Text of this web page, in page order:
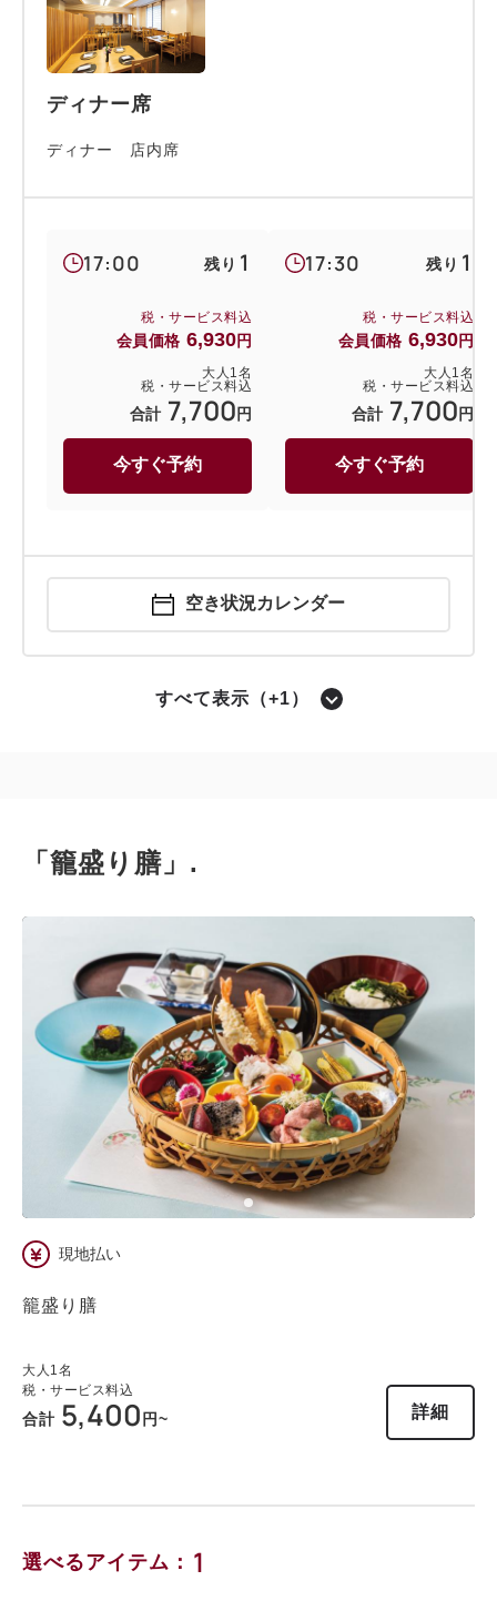
ディナー席
ディナー 店内席
17:00
税・サービス料込
会員価格 6,930円
大人 1名
税・サービス料込
合計 7,700 円
残り 1
今すぐ予約
17:30
税・サービス料込
会員価格 6,930円
大人 1名
税・サービス料込
合計 7,700 円
残り 1
今すぐ予約
空き状況カレンダー
空き状況カレンダー
空きなし
すべて表示（+1）
「籠盛り膳」.
現地払い
籠盛り膳
大人 1名
税・サービス料込
合計 5,400 円~ 詳細
選べるアイテム： 1